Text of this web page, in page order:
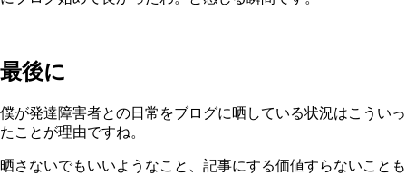
最後に
僕が発達障害者との日常をブログに晒している状況はこういっ
たことが理由ですね。
晒さないでもいいようなこと、記事にする価値すらないことも